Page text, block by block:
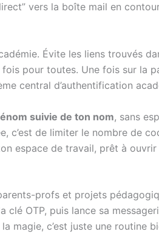
vers la boîte mail en
Évite les liens trouvés
pour toutes. Une fois sur la
central d’authentification
suivie de ton nom, sans
c’est de limiter le nombre de
espace de travail, prêt à
profs et projets
OTP, puis lance sa
magie, c’est juste une routine